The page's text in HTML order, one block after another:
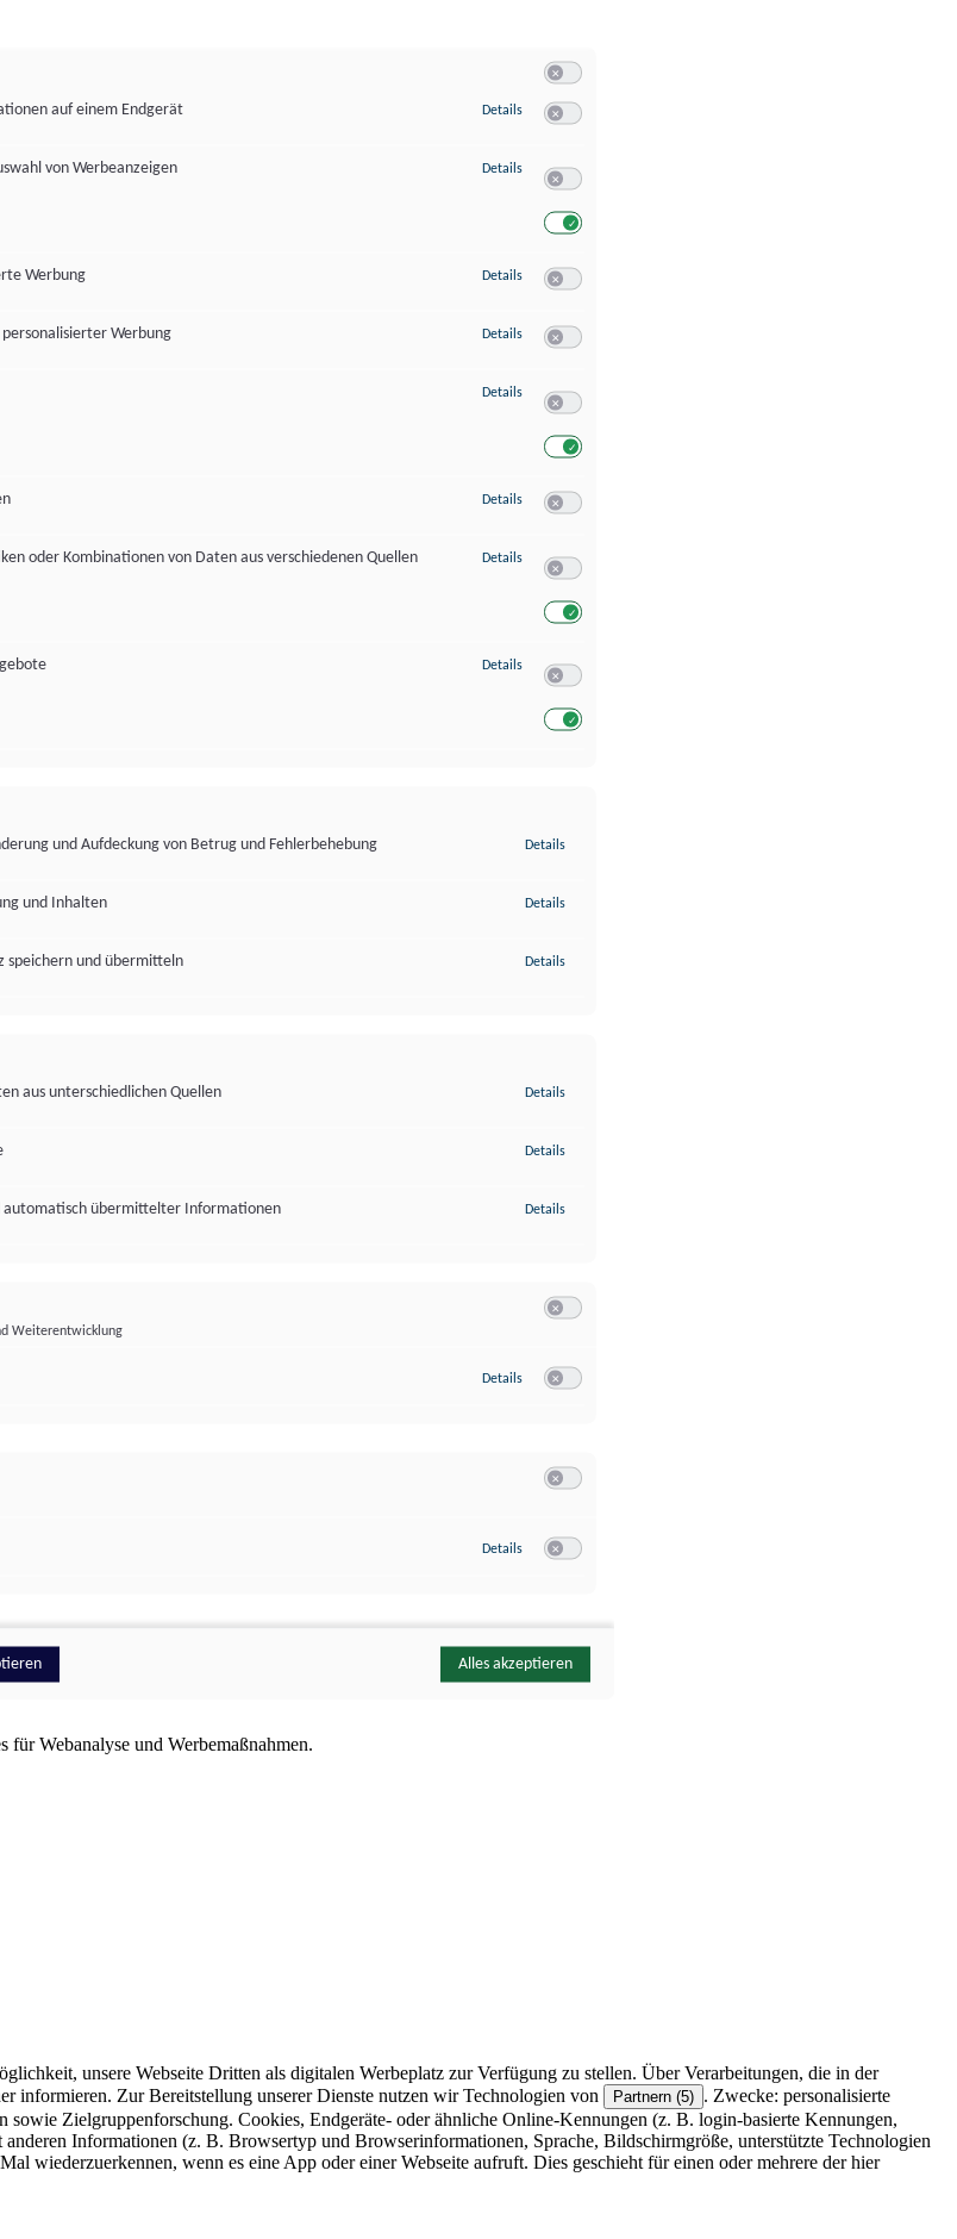
Webanalyse und Werbemaßnahmen.
unsere Webseite Dritten als digitalen Werbeplatz zur Verfügung zu stellen. Über Verarbeitungen, die in der
informieren. Zur Bereitstellung unserer Dienste nutzen wir Technologien von Partnern (5) . Zwecke: personalisierte
Zielgruppenforschung. Cookies, Endgeräte- oder ähnliche Online-Kennungen (z. B. login-basierte Kennungen,
Informationen (z. B. Browsertyp und Browserinformationen, Sprache, Bildschirmgröße, unterstützte Technologien
wiederzuerkennen, wenn es eine App oder einer Webseite aufruft. Dies geschieht für einen oder mehrere der hier
auf einem Endgerät
Details zu Speichern von oder Zugriff auf Informationen auf einem Endgerät
von Werbeanzeigen
Details zu Verwendung reduzierter Daten zur Auswahl von Werbeanzeigen
Werbung
Details zu Erstellung von Profilen für personalisierte Werbung
Werbung
Details zu Verwendung von Profilen zur Auswahl personalisierter Werbung
Details zu Messung der Werbeleistung
Details zu Messung der Performance von Inhalten
oder Kombinationen von Daten aus verschiedenen Quellen
Details zu Analyse von Zielgruppen durch Statistiken oder Kombinationen von
Details zu Entwicklung und Verbesserung der Angebote
und Aufdeckung von Betrug und Fehlerbehebung
Details
und Inhalten Details
speichern und übermitteln Details
aus unterschiedlichen Quellen
Details
Details
automatisch übermittelter Informationen Details
Weiterentwicklung
Details zu Google Analytics
Details zu YouTube
Alles akzeptieren